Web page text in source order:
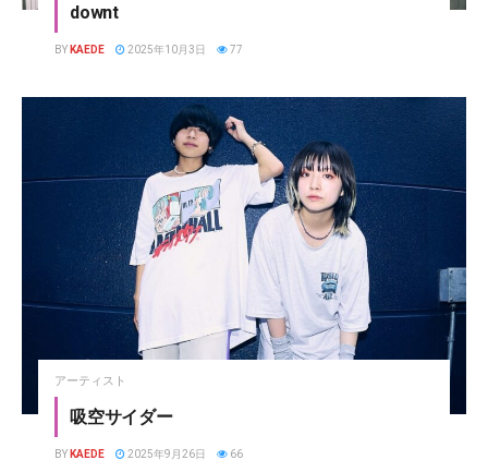
downt
BY KAEDE 2025年10月3日 77
アーティスト
吸空サイダー
BY KAEDE 2025年9月26日 66